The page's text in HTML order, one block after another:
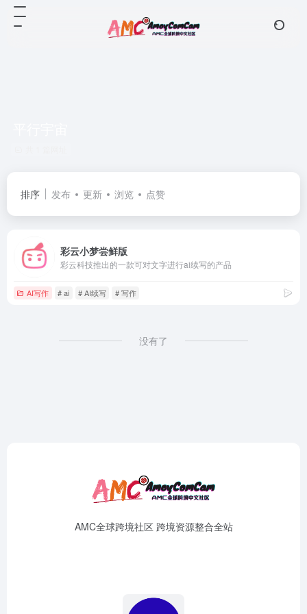
排序 发布 更新 浏览 点赞
彩云小梦尝鲜版
彩云科技推出的一款可对文字进行ai续写的产品
AI写作 # ai # AI续写 # 写作
没有了
AMC全球跨境社区 跨境资源整合全站